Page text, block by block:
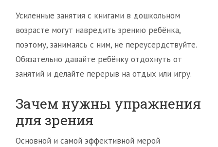
Усиленные занятия с книгами в дошкольном
возрасте могут навредить зрению ребёнка,
поэтому, занимаясь с ним, не переусердствуйте.
Обязательно давайте ребёнку отдохнуть от
занятий и делайте перерыв на отдых или игру.
Зачем нужны упражнения
для зрения
Основной и самой эффективной мерой